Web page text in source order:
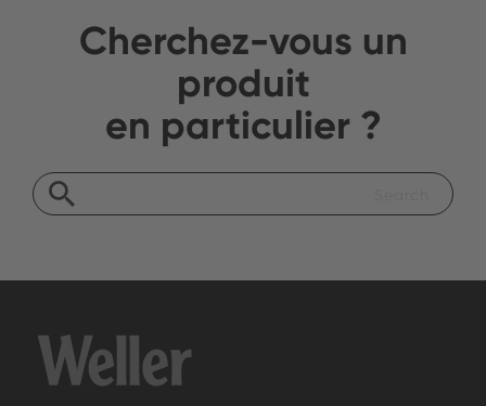
Cherchez-vous un
produit
en particulier ?